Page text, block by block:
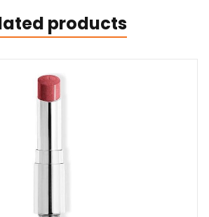
products